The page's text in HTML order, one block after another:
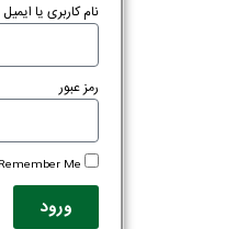
نام کاربری یا ایمیل
رمز عبور
Remember Me
ورود